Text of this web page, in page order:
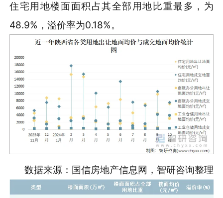
住宅用地楼面面积占其全部用地比重最多，为
48.9%，溢价率为0.18%。
数据来源：国信房地产信息网，智研咨询整理